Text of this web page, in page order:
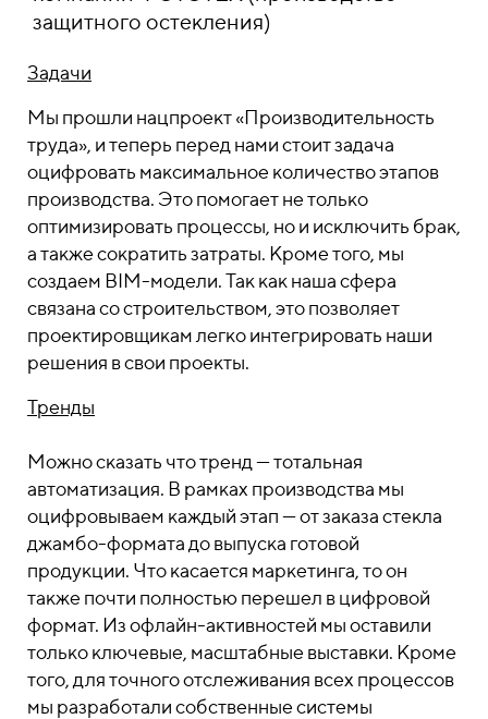
защитного остекления)
Задачи
Мы прошли нацпроект «Производительность
труда», и теперь перед нами стоит задача
оцифровать максимальное количество этапов
производства. Это помогает не только
оптимизировать процессы, но и исключить брак,
а также сократить затраты. Кроме того, мы
создаем BIM-модели. Так как наша сфера
связана со строительством, это позволяет
проектировщикам легко интегрировать наши
решения в свои проекты.
Тренды
Можно сказать что тренд —тотальная
автоматизация. В рамках производства мы
оцифровываем каждый этап — от заказа стекла
джамбо-формата до выпуска готовой
продукции. Что касается маркетинга, то он
также почти полностью перешел в цифровой
формат. Из офлайн-активностей мы оставили
только ключевые, масштабные выставки. Кроме
того, для точного отслеживания всех процессов
мы разработали собственные системы